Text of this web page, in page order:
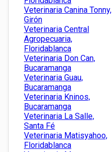
Veterinaria Canina Tonny,
Girón
Veterinaria Central
Agropecuaria,
Floridablanca
Veterinaria Don Can,
Bucaramanga
Veterinaria Guau,
Bucaramanga
Veterinaria Kninos,
Bucaramanga
Veterinaria La Salle,
Santa Fé
Veterinaria Matisyahoo,
Floridablanca